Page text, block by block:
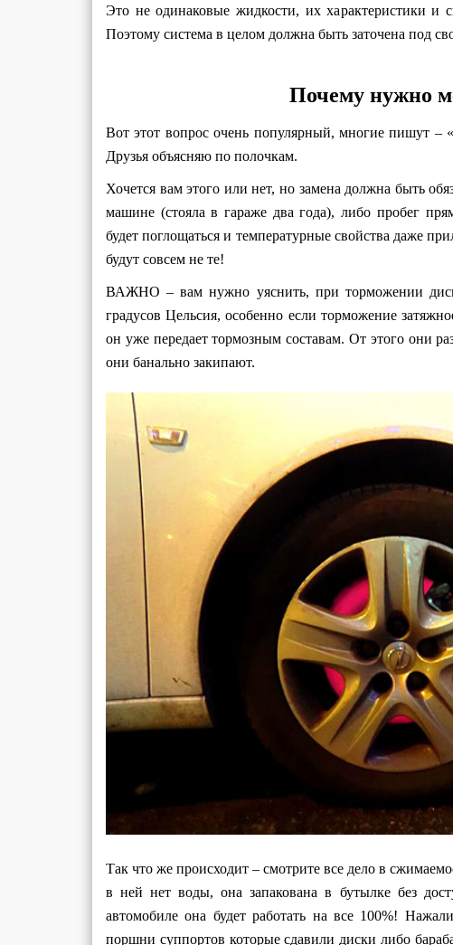
Это не одинаковые жидкости, их характеристики и
Поэтому система в целом должна быть заточена под
Почему нужно
Вот этот вопрос очень популярный, многие пишут –
Друзья объясняю по полочкам.
Хочется вам этого или нет, но замена должна быть
машине (стояла в гараже два года), либо пробег
будет поглощаться и температурные свойства даже
будут совсем не те!
ВАЖНО – вам нужно уяснить, при торможении
градусов Цельсия, особенно если торможение
он уже передает тормозным составам. От этого они
они банально закипают.
Так что же происходит – смотрите все дело в
в ней нет воды, она запакована в бутылке без
автомобиле она будет работать на все 100%!
поршни суппортов которые сдавили диски либо